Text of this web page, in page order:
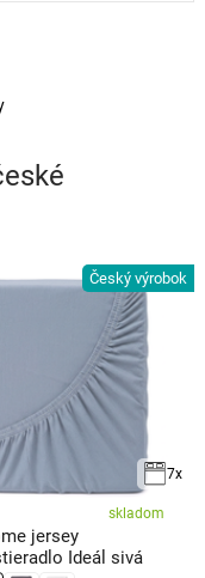
Český výrobok
7x
skladom
jersey
Ideál sivá